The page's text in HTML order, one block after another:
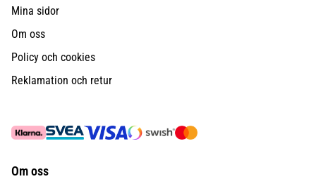
Mina sidor
Om oss
Policy och cookies
Reklamation och retur
Om oss